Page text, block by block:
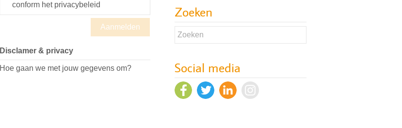
conform het privacybeleid
Disclamer & privacy
Hoe gaan we met jouw gegevens om?
Onderzoek naar slaap- en
cognitieve problemen bij
depressie
Evaluatie Versnellers-
aanpak van wachttijden in
ggz
Zoeken
Social media